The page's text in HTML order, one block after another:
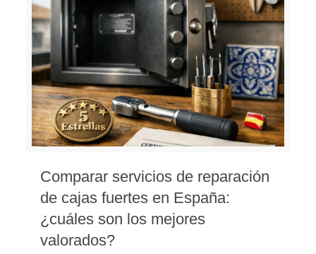
Comparar servicios de reparación
de cajas fuertes en España:
¿cuáles son los mejores
valorados?